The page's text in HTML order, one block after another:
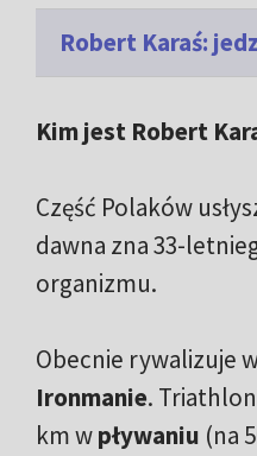
Robert Karaś:
Kim jest Robert
Część Polaków
dawna zna 33-
organizmu.
Obecnie rywalizuje
Ironmanie.
km wpływaniu (na